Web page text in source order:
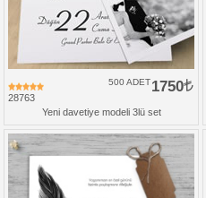
28763
1750
500 ADET
Yeni davetiye modeli 3lü set